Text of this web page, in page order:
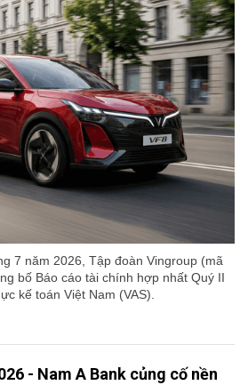
7 năm 2026, Tập đoàn Vingroup (mã
bố Báo cáo tài chính hợp nhất Quý II
kế toán Việt Nam (VAS).
- Nam A Bank củng cố nền